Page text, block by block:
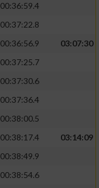
00:36:59.4
00:37:22.8
00:36:56.9
03:07:30
00:37:25.7
00:37:30.6
00:37:36.4
00:38:00.5
00:38:17.4
03:14:09
00:38:49.9
00:38:54.6